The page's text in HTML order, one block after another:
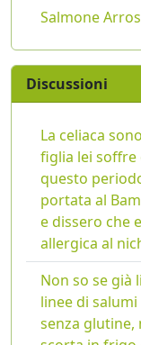
Salmone
Discussioni
La celiaca
figlia lei
questo
portata al
e dissero che
allergica al
Non so se già
linee di
senza